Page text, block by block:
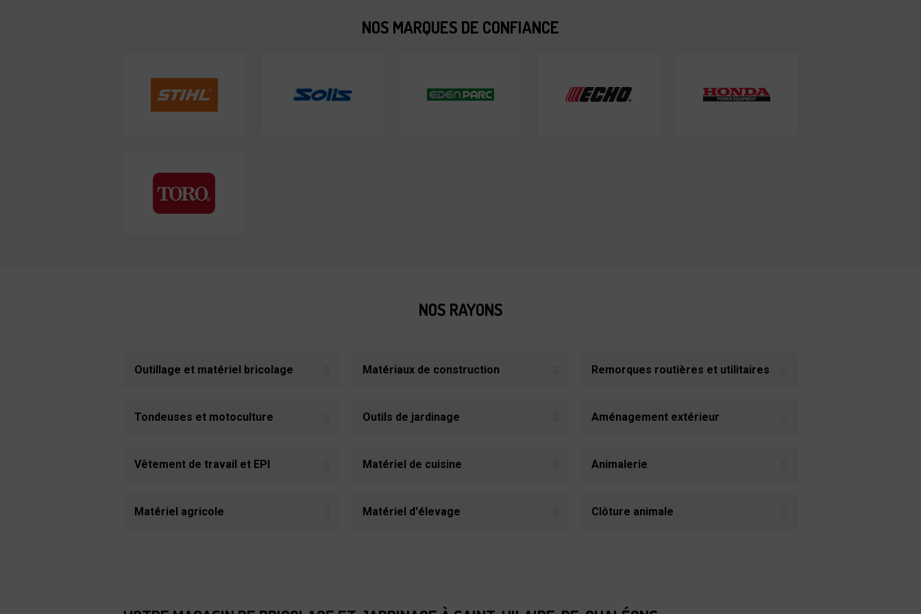
NOS MARQUES DE CONFIANCE
NOS RAYONS
Outillage et matériel bricolage Matériaux de construction Remorques routières et utilitaires
Tondeuses et motoculture Outils de jardinage Aménagement extérieur
Vêtement de travail et EPI Matériel de cuisine Animalerie
Matériel agricole Matériel d'élevage Clôture animale